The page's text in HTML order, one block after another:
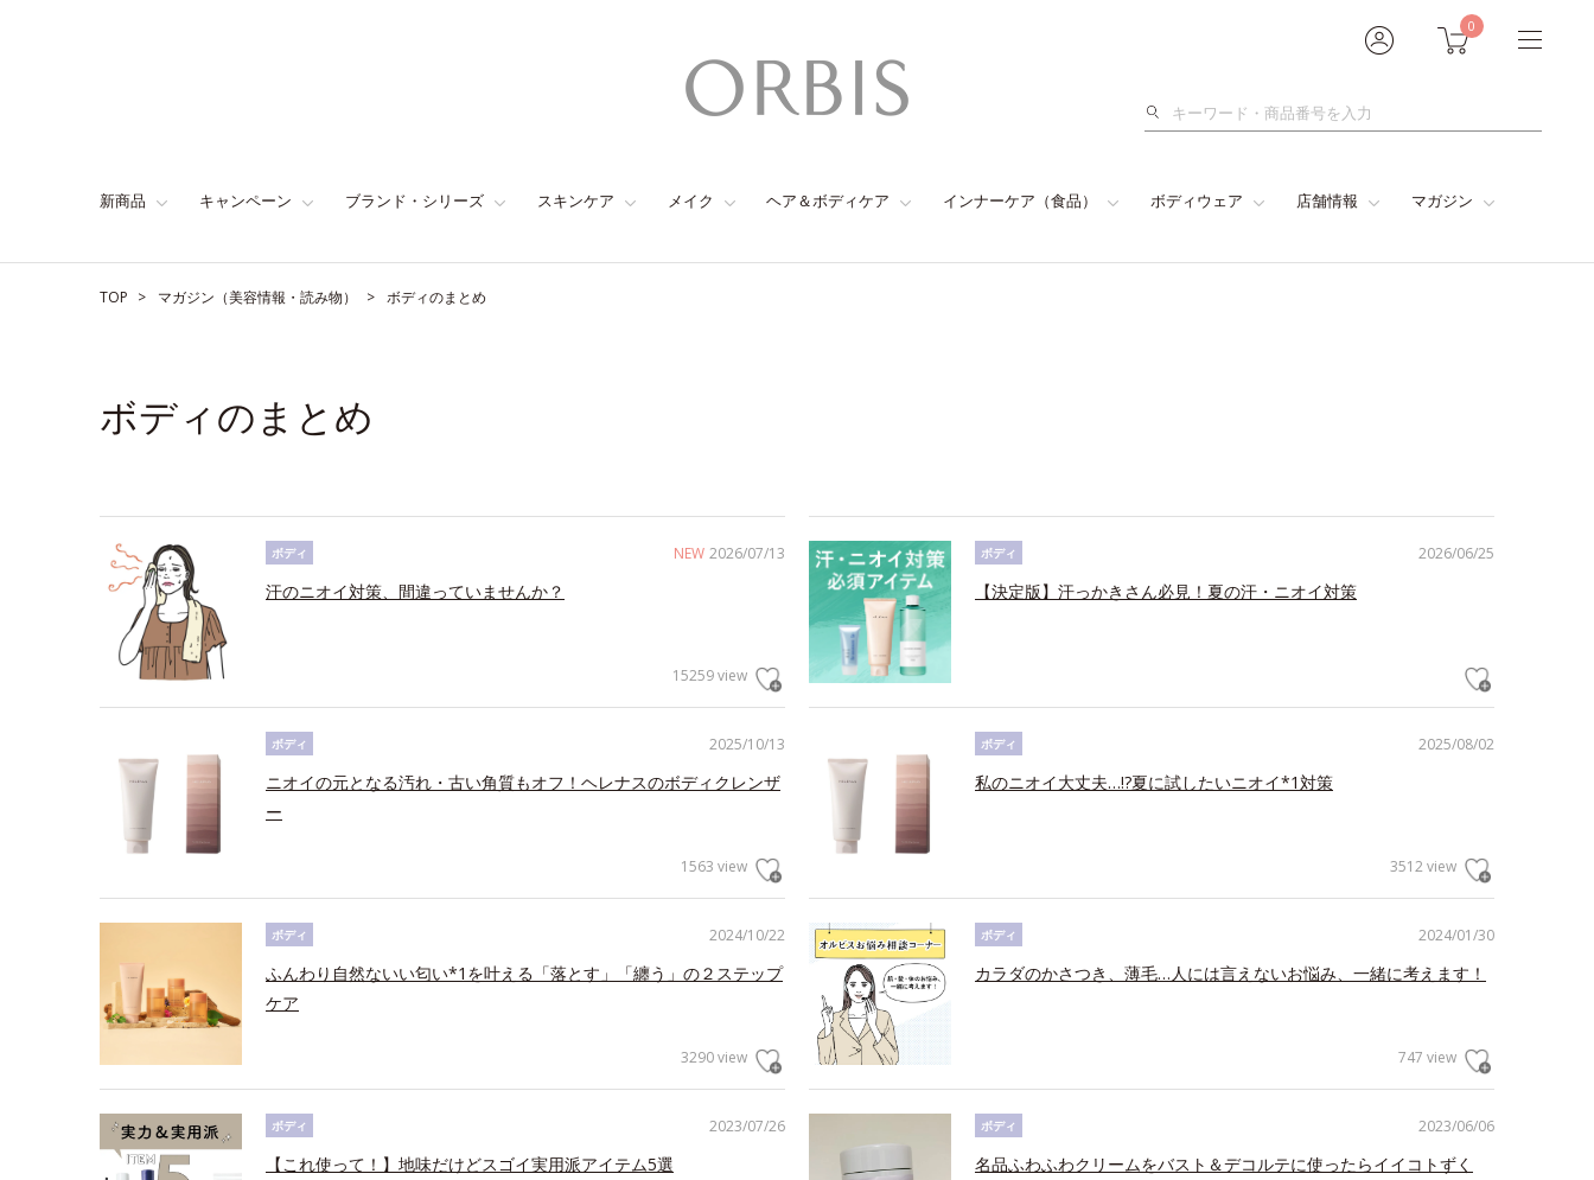
0
検
新商品 キャンペーン ブランド・シリーズ スキンケア メイク ヘア＆ボディケア インナーケア（食品） ボディウェア 店舗情報 マガジン
TOP マガジン（美容情報・読み物） ボディのまとめ
ボディのまとめ
NEW 2026/07/13
ボディ
汗のニオイ対策、間違っていませんか？
15259 view
2026/06/25
ボディ
【決定版】汗っかきさん必見！夏の汗・ニオイ対策
2025/10/13
ボディ
ニオイの元となる汚れ・古い角質もオフ！ヘレナスのボディクレンザ
ー
1563 view
2025/08/02
ボディ
私のニオイ大丈夫…!?夏に試したいニオイ*1対策
3512 view
2024/10/22
ボディ
ふんわり自然ないい匂い*1を叶える「落とす」「纏う」の２ステップ
ケア
3290 view
2024/01/30
ボディ
カラダのかさつき、薄毛…人には言えないお悩み、一緒に考えます！
747 view
2023/07/26
ボディ
【これ使って！】地味だけどスゴイ実用派アイテム5選
2023/06/06
ボディ
名品ふわふわクリームをバスト＆デコルテに使ったらイイコトずく